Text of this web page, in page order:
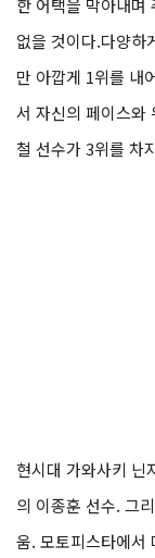
한 어택을 막아내며
없을 것이다.다양하
만 아깝게 1위를 내
서 자신의 페이스와
철 선수가 3위를 차
현시대 가와사키 닌
의 이종훈 선수. 그
움. 모토피스타에서